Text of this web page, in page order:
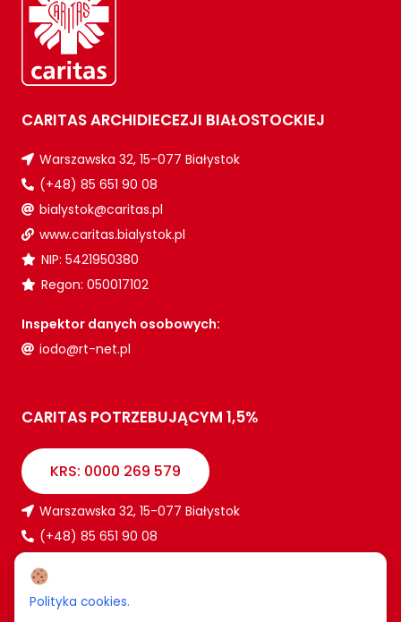
CARITAS ARCHIDIECEZJI BIAŁOSTOCKIEJ
Warszawska 32, 15-077 Białystok
(+48) 85 651 90 08
bialystok@caritas.pl
www.caritas.bialystok.pl
NIP: 5421950380
Regon: 050017102
Inspektor danych osobowych:
iodo@rt-net.pl
CARITAS POTRZEBUJĄCYM 1,5%
KRS: 0000 269 579
Warszawska 32, 15-077 Białystok
(+48) 85 651 90 08
bialystok@caritas.pl
Polityka cookies.